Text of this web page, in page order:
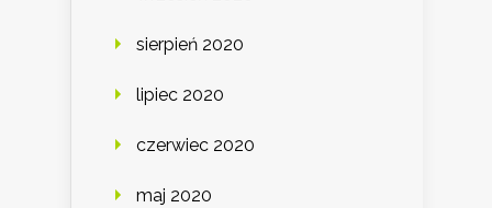
sierpień 2020
lipiec 2020
czerwiec 2020
maj 2020